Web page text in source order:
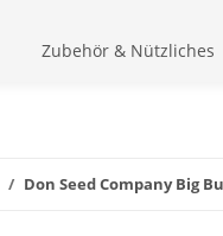
Zubehör & Nützliches
Don Seed Company Big